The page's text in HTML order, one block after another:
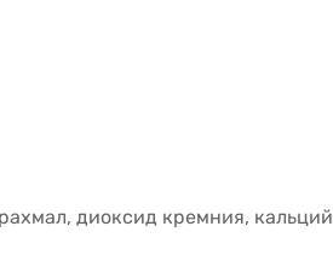
диоксид кремния, кальций